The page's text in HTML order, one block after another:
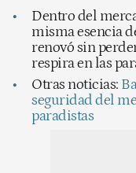
Dentro del
misma esencia
renovó sin
respira en las
Otras noticias:
seguridad del
paradistas